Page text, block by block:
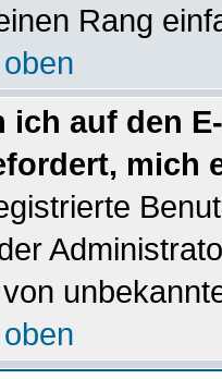
Rang
ich auf den
mich